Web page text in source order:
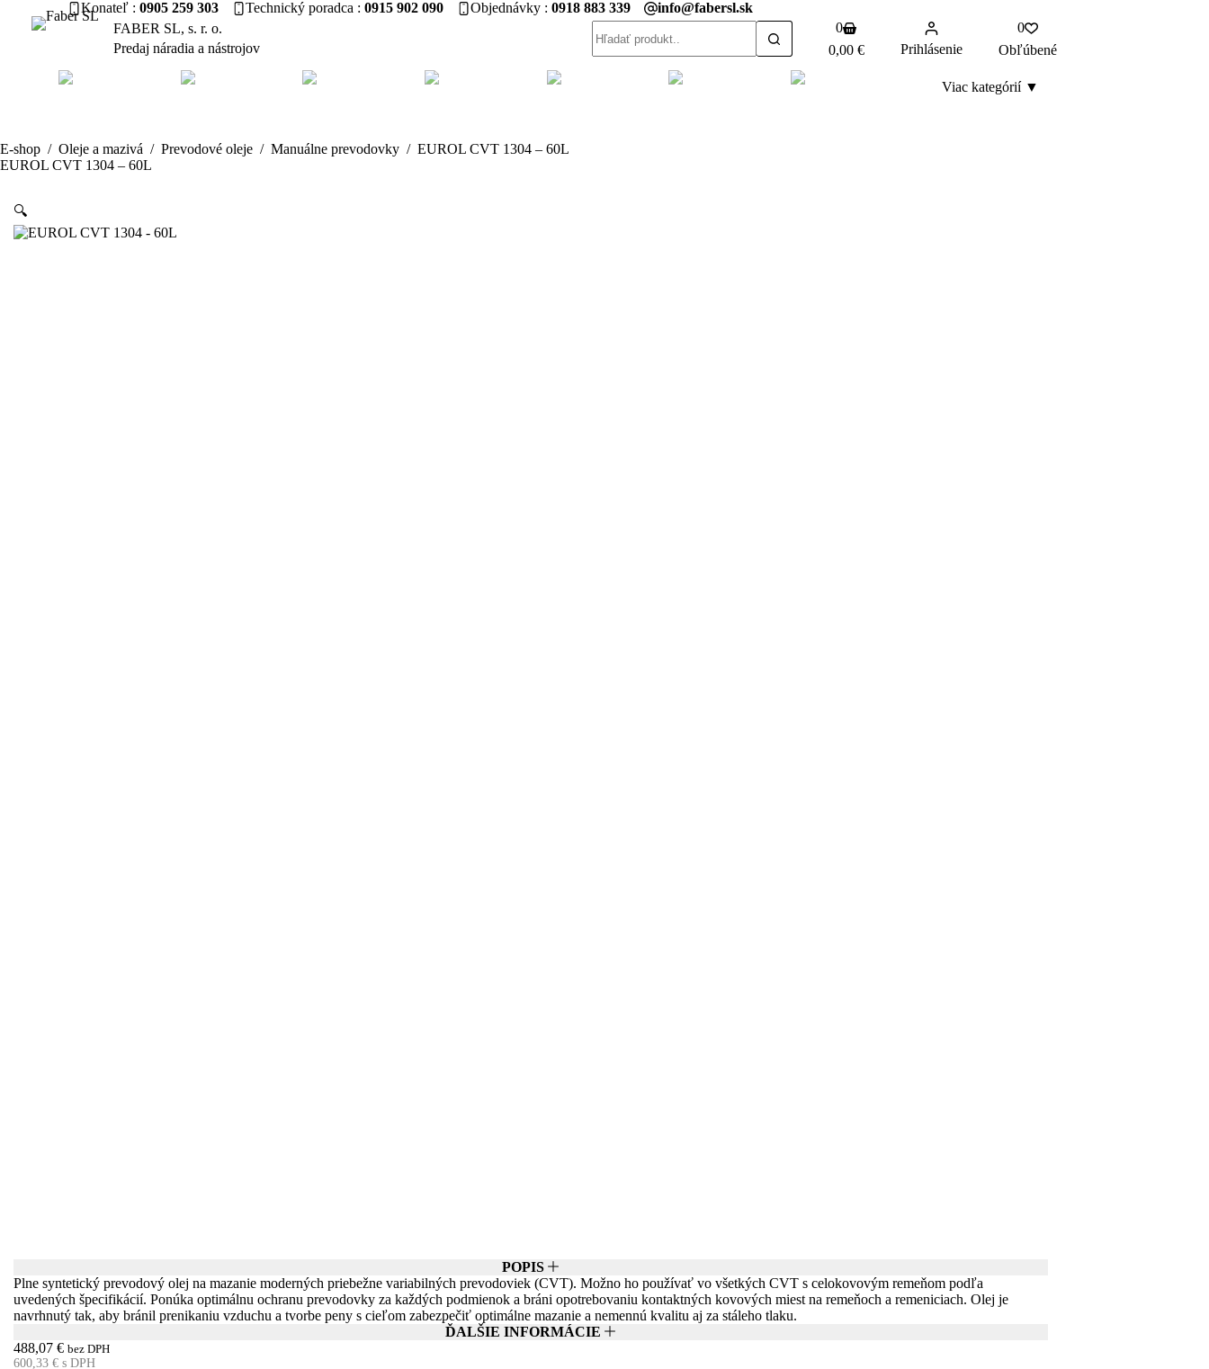
Konateľ 0905 259 303 Technický poradca 0915 902 090 Objednávky 0918 883 339
info@fabersl.sk
FABER SL, s. r. o.
Predaj náradia a nástrojov
výsledky
Shopping
cart
0,00 €
0
Prihlásenie
Obľúbené
0
Viac kategórií ▼
E-shop / Oleje a mazivá / Prevodové oleje / Manuálne prevodovky / EUROL CVT 1304 – 60L
EUROL CVT 1304 – 60L
🔍
POPIS
Plne syntetický prevodový olej na mazanie moderných priebežne variabilných prevodoviek (CVT). Možno ho používať vo všetkých CVT s celokovovým remeňom podľa
uvedených špecifikácií. Ponúka optimálnu ochranu prevodovky za každých podmienok a bráni opotrebovaniu kontaktných kovových miest na remeňoch a remeniciach. Olej je
navrhnutý tak, aby bránil prenikaniu vzduchu a tvorbe peny s cieľom zabezpečiť optimálne mazanie a nemennú kvalitu aj za stáleho tlaku.
ĎALŠIE INFORMÁCIE
488,07 € bez DPH
600,33 € s DPH